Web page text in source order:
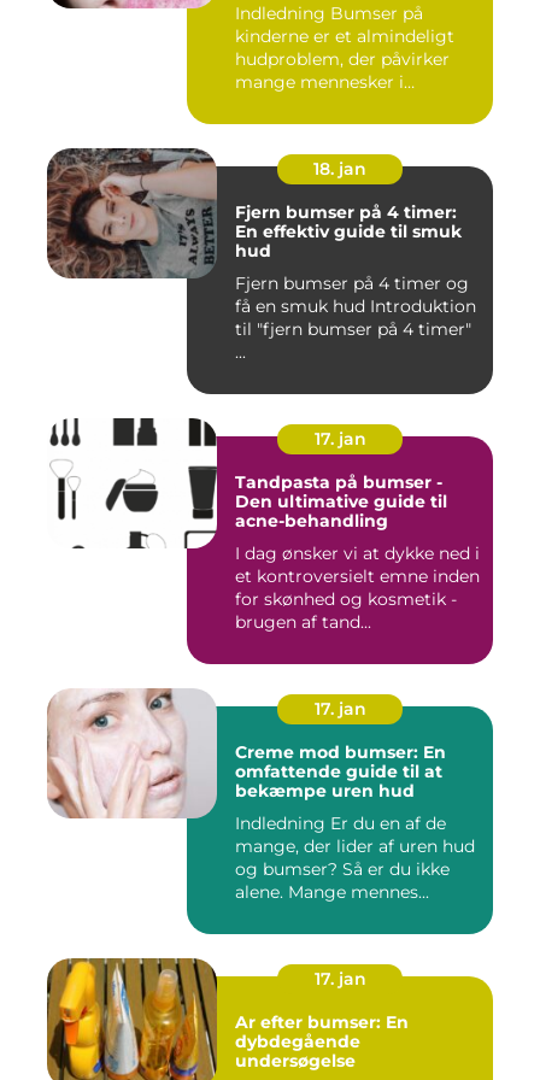
Indledning Bumser på
kinderne er et almindeligt
hudproblem, der påvirker
mange mennesker i
18. jan
Fjern bumser på 4 timer:
En effektiv guide til smuk
hud
Fjern bumser på 4 timer og
få en smuk hud Introduktion
til "fjern bumser på 4 timer"
...
17. jan
Tandpasta på bumser -
Den ultimative guide til
acne-behandling
I dag ønsker vi at dykke ned i
et kontroversielt emne inden
for skønhed og kosmetik -
brugen af tand...
17. jan
Creme mod bumser: En
omfattende guide til at
bekæmpe uren hud
Indledning Er du en af de
mange, der lider af uren hud
og bumser? Så er du ikke
alene. Mange mennes...
17. jan
Ar efter bumser: En
dybdegående
undersøgelse